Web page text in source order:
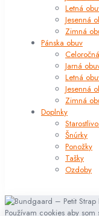
Letná
Jesenná
Zimná
Pánska obuv
Jarná
Letná
Jesenná
Zimná
Doplnky
Šnúrky
Ponožky
Tašky
Ozdoby
Používam cookies aby